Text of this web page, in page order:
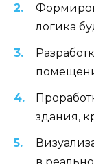
логика
здания,